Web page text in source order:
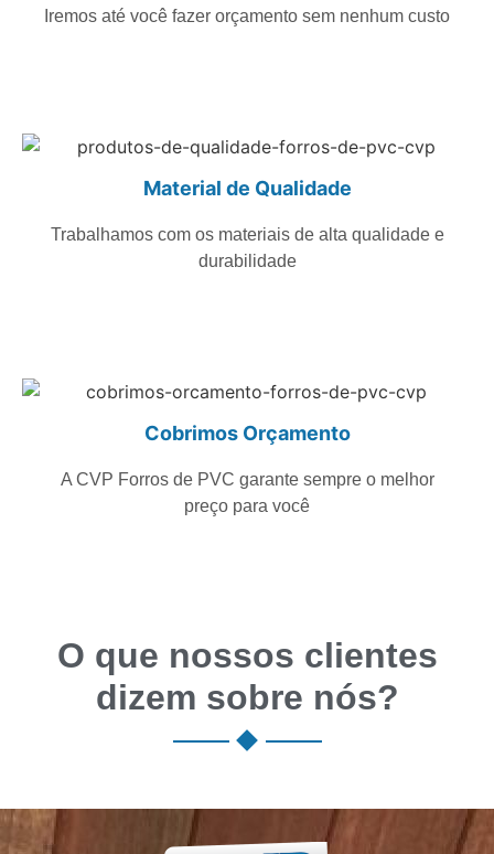
Iremos até você fazer orçamento sem nenhum custo
Material de Qualidade
Trabalhamos com os materiais de alta qualidade e
durabilidade
Cobrimos Orçamento
A CVP Forros de PVC garante sempre o melhor
preço para você
O que nossos clientes
dizem sobre nós?